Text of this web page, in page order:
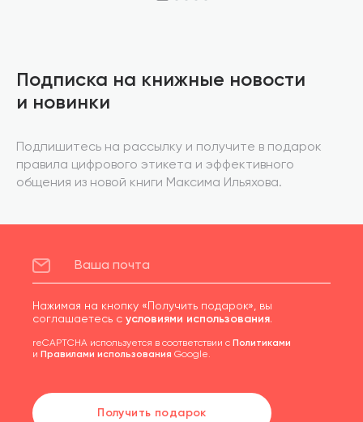
Подписка на книжные новости
и новинки
Подпишитесь на рассылку и получите в подарок
правила цифрового этикета и эффективного
общения из новой книги Максима Ильяхова.
Нажимая на кнопку «Получить подарок», вы
соглашаетесь с условиями использования.
reCAPTCHA используется в соответствии с Политиками
и Правилами использования Google.
Получить подарок